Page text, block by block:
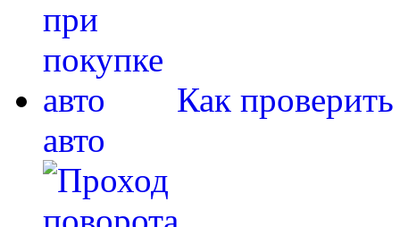
Как
авто